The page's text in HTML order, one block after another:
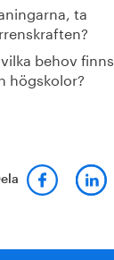
ta
behov finns
högskolor?